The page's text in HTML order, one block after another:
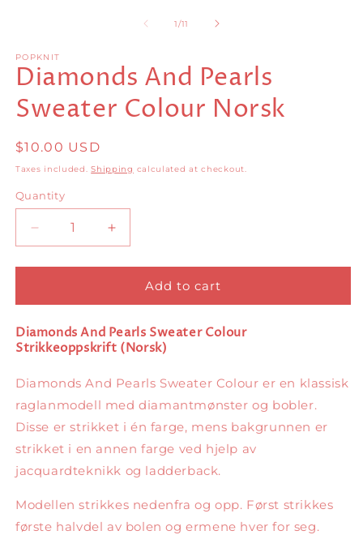
1/of
11
POPKNIT
Diamonds And Pearls
Sweater Colour Norsk
Regular
price
$10.00 USD
Taxes included.Shipping calculated at checkout.
Quantity
Quantity
Decrease
quantity
for
And
Sweater
Colour
Increase
quantity
for
Diamonds
And
Sweater
Colour
Add to cart
Diamonds And Pearls Sweater Colour
Strikkeoppskrift (Norsk)
Diamonds And Pearls Sweater Colour er en klassisk
raglanmodell med diamantmønster og bobler.
Disse er strikket i én farge, mens bakgrunnen er
strikket i en annen farge ved hjelp av
jacquardteknikk og ladderback.
Modellen strikkes nedenfra og opp. Først strikkes
første halvdel av bolen og ermene hver for seg.